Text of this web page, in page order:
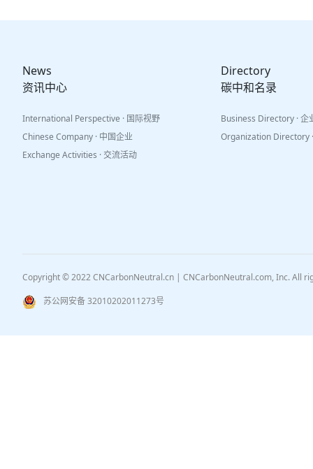
News
资讯中心
International Perspective · 国际视野
Chinese Company · 中国企业
Exchange Activities · 交流活动
Directory
碳中和名录
Business Directory · 企
Organization Directory
Copyright © 2022 CNCarbonNeutral.cn | CNCarbonNeutral.com, Inc. All
苏公网安备 32010202011273号